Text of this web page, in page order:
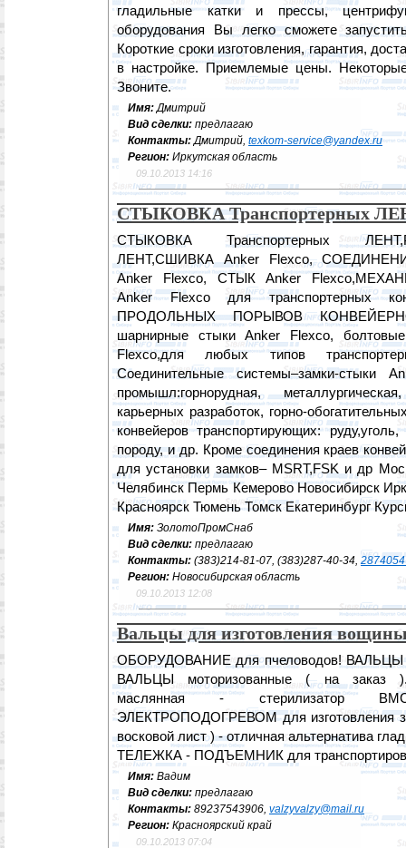
гладильные катки и прессы,
оборудования Вы легко сможете
Короткие сроки изготовления, гарантия,
в настройке. Приемлемые цены.
Звоните.
Имя:Дмитрий
Вид сделки: предлагаю
Контакты:Дмитрий, texkom-service@yandex.ru
Регион: Иркутская область
09.10.2013 14:16
CТЫКОВКА Транспортерных
CТЫКОВКА Транспортерных
ЛЕНТ,CШИВКА Anker Flexco,
Anker Flexco, CТЫК Anker
Anker Flexco для транспортерных
ПРОДОЛЬНЫХ ПОРЫВОВ
шарнирные стыки Anker Flexco,
Flexco,для любых типов
Соединительные системы–замки-cтыки
промышл:горнорудная,
карьерных разработок, горно-
конвейеров транспортирующих: руду,уголь,
породу, и др. Кроме соединения краев
для установки замков– MSRT,FSK и др
Челябинск Пермь Кемерово Новосибирск
Красноярск Тюмень Томск Екатеринбург
Имя: ЗолотоПромСнаб
Вид сделки: предлагаю
Контакты: (383)214-81-07, (383)287-40-34,
Регион: Новосибирская область
09.10.2013 12:08
Вальцы для изготовления
ОБОРУДОВАНИЕ для пчеловодов! ВАЛЬЦЫ
ВАЛЬЦЫ моторизованные ( на заказ
маслянная - стерилизатор
ЭЛЕКТРОПОДОГРЕВОМ для изготовления
восковой лист ) - отличная альтернатива
ТЕЛЕЖКА - ПОДЪЕМНИК для
Имя: Вадим
Вид сделки: предлагаю
Контакты: 89237543906, valzyvalzy@mail.ru
Регион: Красноярский край
09.10.2013 07:04